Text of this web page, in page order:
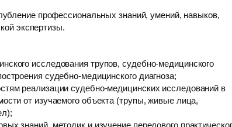
профессиональных знаний, умений, навыков,
экспертизы.
исследования трупов, судебно-медицинского
судебно-медицинского диагноза;
реализации судебно-медицинских исследований в
от изучаемого объекта (трупы, живые лица,